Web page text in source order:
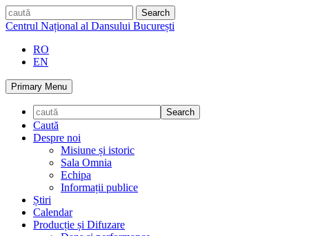
Skip
to
caută
Centrul Național al Dansului București
RO
EN
Primary Menu
Caută
Despre noi
Misiune și istoric
Sala Omnia
Echipa
Informații publice
Știri
Calendar
Producție și Difuzare